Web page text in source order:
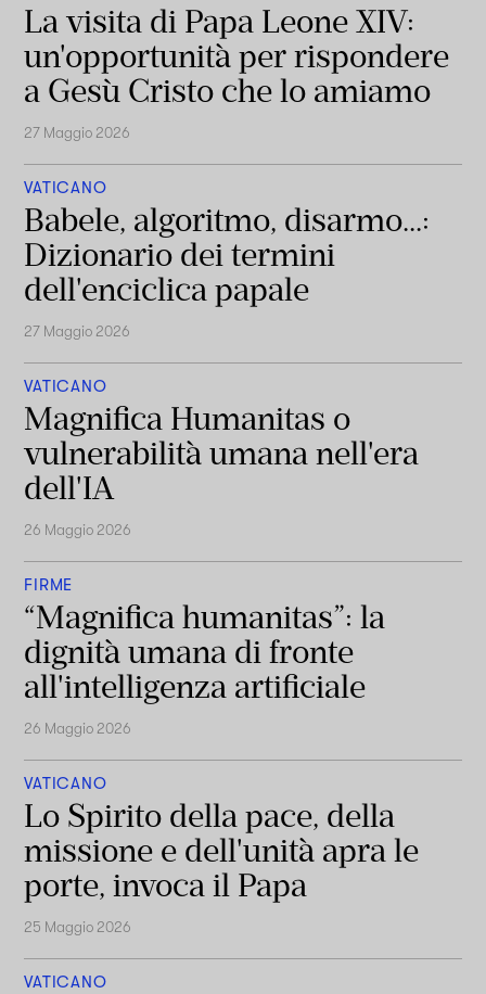
La visita di Papa Leone XIV:
un'opportunità per rispondere
a Gesù Cristo che lo amiamo
27 Maggio 2026
VATICANO
Babele, algoritmo, disarmo...:
Dizionario dei termini
dell'enciclica papale
27 Maggio 2026
VATICANO
Magnifica Humanitas o
vulnerabilità umana nell'era
dell'IA
26 Maggio 2026
FIRME
“Magnifica humanitas”: la
dignità umana di fronte
all'intelligenza artificiale
26 Maggio 2026
VATICANO
Lo Spirito della pace, della
missione e dell'unità apra le
porte, invoca il Papa
25 Maggio 2026
VATICANO